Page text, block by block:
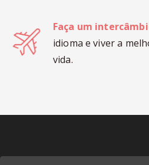
Faça um
idioma e viver a
vida.